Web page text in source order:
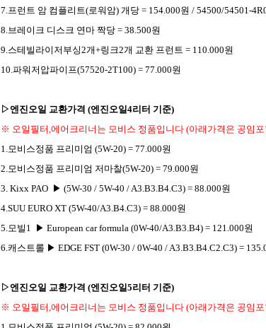
7.프런트 암 컴플리트(로워암) 개당 = 154.000원 / 54500/54501-
8.브레이크 디스크 연마 짝당 = 38.500원
9.스테빌라이저부싱2개+링크2개 교환 프런트 = 110.000원
10.파워저압파이프(57520-2T100) = 77.000원
▷엔진오일 교환가격 (엔진오일4리터 기준)
※ 오일필터,에어크리너는 모비스 정품입니다 (아래가격은 공임
1.모비스정품 프리미엄 (5W-20) = 77.000원
2.모비스정품 프리미엄 저마찰(5W-20) = 79.000원
3. Kixx PAO ▶ (5W-30 / 5W-40 / A3.B3.B4.C3) = 88.000원
4.SUU EURO XT (5W-40/A3.B4.C3) = 88.000원
5.모빌1 ▶ European car formula (0W-40/A3.B3.B4) = 121.000원
6.캐스트롤 ▶ EDGE FST (0W-30 / 0W-40 / A3.B3.B4.C2.C3) =
▷엔진오일 교환가격 (엔진오일5리터 기준)
※ 오일필터,에어크리너는 모비스 정품입니다 (아래가격은 공임